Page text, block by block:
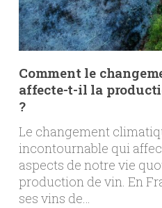
Comment le
affecte-t-il la
?
Le changement
incontournable qui
aspects de notre vie
production de vin. En
ses vins de…